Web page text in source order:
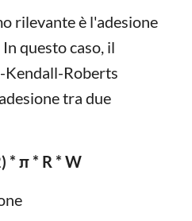
rilevante è l'adesione
questo caso, il
Kendall-Roberts
tra due
* π * R * W